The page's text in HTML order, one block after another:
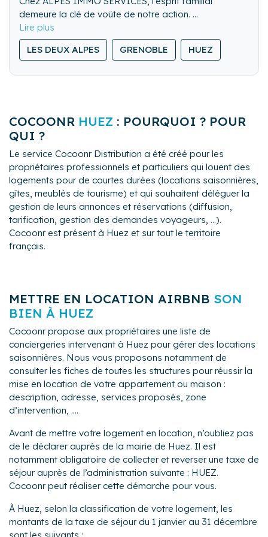
demeure la clé de voûte de notre action.
De l'accueil des voyageurs à leur départ, de la mise
en valeur permanente du bien loué à l'entretien
courant du logement, nos prestations haut de gamme
LES DEUX ALPES GRENOBLE HUEZ
COCOONR HUEZ : POURQUOI ? POUR
QUI ?
Le service Cocoonr Distribution a été créé pour les
propriétaires professionnels et particuliers qui louent des
logements pour de courtes durées (locations saisonnières,
gîtes, meublés de tourisme) et qui souhaitent déléguer la
gestion de leurs annonces et réservations (diffusion,
tarification, gestion des demandes voyageurs, ...).
Cocoonr est présent à Huez et sur tout le territoire
français.
METTRE EN LOCATION AIRBNB SON
BIEN À HUEZ
Cocoonr propose aux propriétaires une liste de
conciergeries intervenant à Huez pour gérer des locations
saisonnières. Nous vous proposons notamment de
consulter les fiches de toutes les structures pour réussir la
mise en location de votre appartement ou maison :
description, adresse, services proposés, zone
d’intervention, ....
Avant de mettre votre logement en location, n’oubliez pas
de le déclarer auprès de la mairie de Huez. Il est
notamment obligatoire de collecter et reverser une taxe de
séjour auprès de l’administration suivante : HUEZ.
Cocoonr peut réaliser cette démarche pour vous.
À Huez, selon la classification de votre logement, les
montants de la taxe de séjour du 1 janvier au 31 décembre